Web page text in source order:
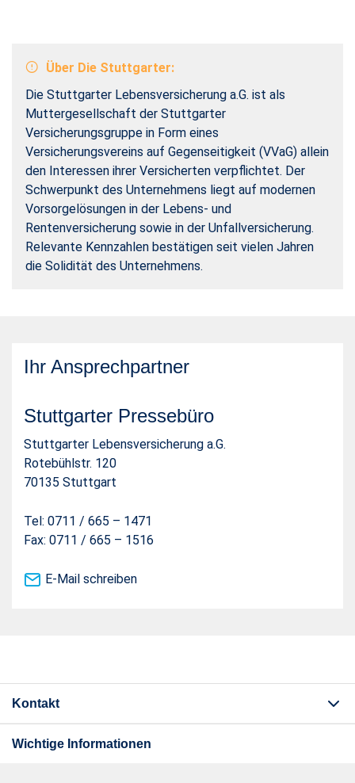
Über Die Stuttgarter:
Die Stuttgarter Lebensversicherung a.G. ist als
Muttergesellschaft der Stuttgarter
Versicherungsgruppe in Form eines
Versicherungsvereins auf Gegenseitigkeit (VVaG) allein
den Interessen ihrer Versicherten verpflichtet. Der
Schwerpunkt des Unternehmens liegt auf modernen
Vorsorgelösungen in der Lebens- und
Rentenversicherung sowie in der Unfallversicherung.
Relevante Kennzahlen bestätigen seit vielen Jahren
die Solidität des Unternehmens.
Ihr Ansprechpartner
Stuttgarter Pressebüro
Stuttgarter Lebensversicherung a.G.
Rotebühlstr. 120
70135 Stuttgart
Tel: 0711 / 665 – 1471
Fax: 0711 / 665 – 1516
E-Mail schreiben
Kontakt
Wichtige Informationen